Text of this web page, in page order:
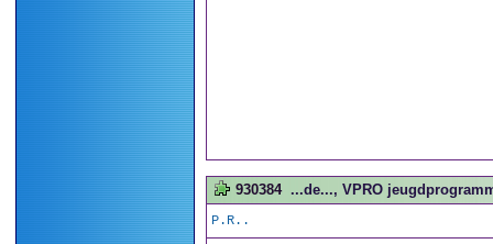
930384 ...de..., VPRO
P.R..